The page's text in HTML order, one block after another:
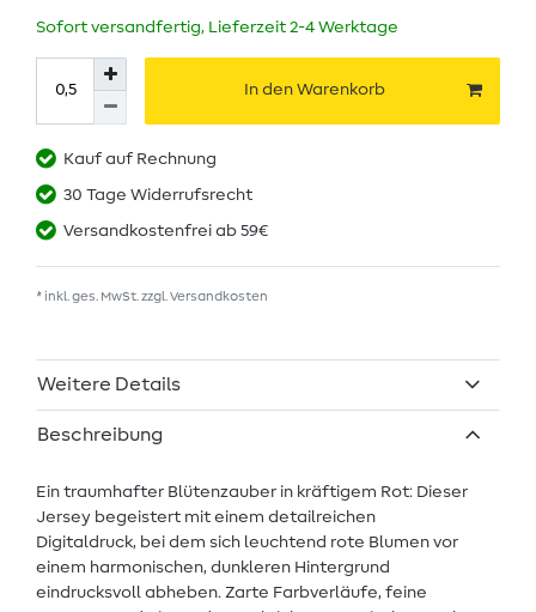
Sofort versandfertig, Lieferzeit 2-4 Werktage
In den Warenkorb
Kauf auf Rechnung
30 Tage Widerrufsrecht
Versandkostenfrei ab 59€
* inkl. ges. MwSt. zzgl. Versandkosten
Weitere Details
Beschreibung
Ein traumhafter Blütenzauber in kräftigem Rot: Dieser
Jersey begeistert mit einem detailreichen
Digitaldruck, bei dem sich leuchtend rote Blumen vor
einem harmonischen, dunkleren Hintergrund
eindrucksvoll abheben. Zarte Farbverläufe, feine